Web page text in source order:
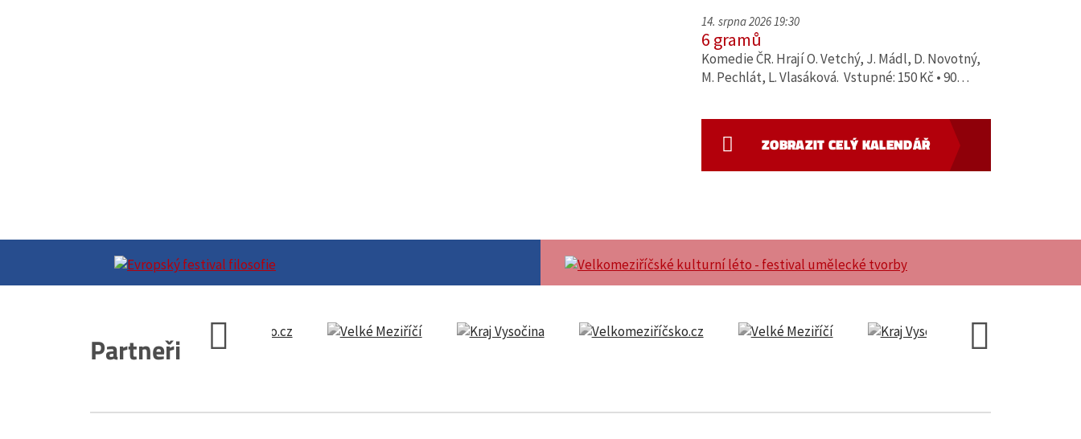
14. srpna 2026 19:30
6 gramů
Komedie ČR. Hrají O. Vetchý, J. Mádl, D. Novotný,
M. Pechlát, L. Vlasáková. Vstupné: 150 Kč • 90…
ZOBRAZIT CELÝ KALENDÁŘ
Partneři